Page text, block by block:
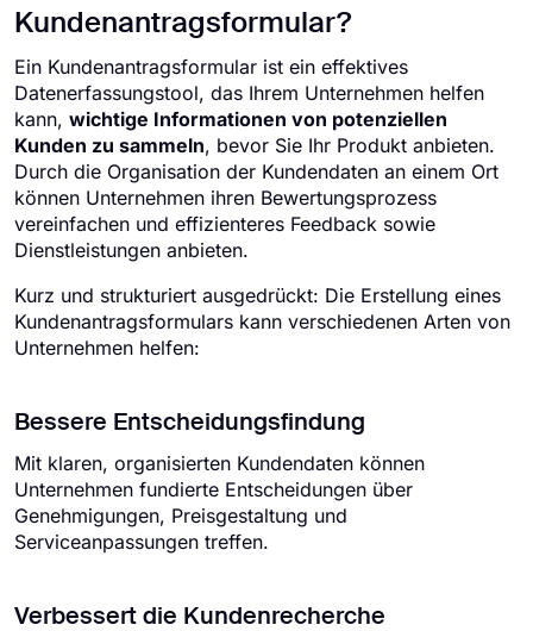
Kundenantragsformular?
Ein Kundenantragsformular ist ein effektives
Datenerfassungstool, das Ihrem Unternehmen helfen
kann, wichtige Informationen von potenziellen
Kunden zu sammeln, bevor Sie Ihr Produkt anbieten.
Durch die Organisation der Kundendaten an einem Ort
können Unternehmen ihren Bewertungsprozess
vereinfachen und effizienteres Feedback sowie
Dienstleistungen anbieten.
Kurz und strukturiert ausgedrückt: Die Erstellung eines
Kundenantragsformulars kann verschiedenen Arten von
Unternehmen helfen:
Bessere Entscheidungsfindung
Mit klaren, organisierten Kundendaten können
Unternehmen fundierte Entscheidungen über
Genehmigungen, Preisgestaltung und
Serviceanpassungen treffen.
Verbessert die Kundenrecherche